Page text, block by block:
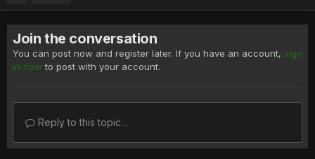
Join the conversation
You can post now and register later. If you have an account, sign
in now to post with your account.
Reply to this topic...